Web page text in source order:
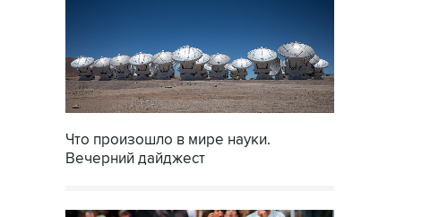
Что произошло в мире науки.
Вечерний дайджест